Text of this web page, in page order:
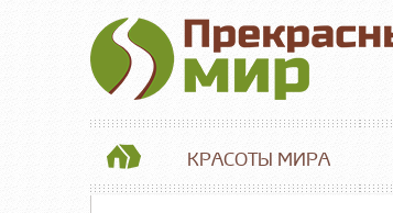
КРАСОТЫ МИРА